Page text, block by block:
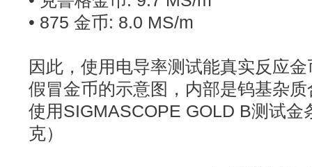
• 875 金币: 8.0 MS/m
因此，使用电导率测试能真实反应
假冒金币的示意图，内部是钨基杂
使用SIGMASCOPE GOLD B测试金
克）